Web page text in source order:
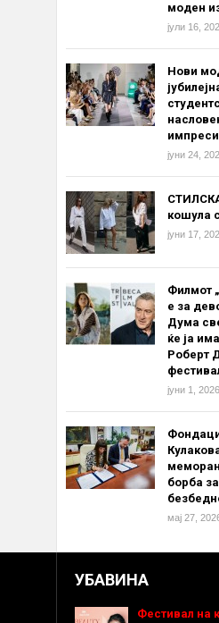
моден
јули 16,
Нови
јуни 24,
кошула
јуни 17,
Филмот
е за
Дума
ќе ја
Роберт
јуни 1, 2026
борба
мај 27,
УБАВИНА
Фестивал на